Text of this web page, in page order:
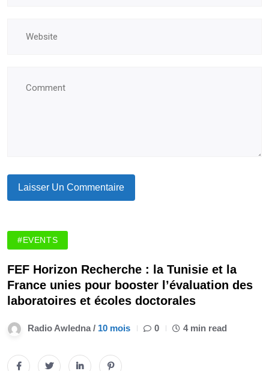
#EVENTS
FEF Horizon Recherche : la Tunisie et la
France unies pour booster l’évaluation des
laboratoires et écoles doctorales
Radio Awledna / 10 mois 0 4 min read